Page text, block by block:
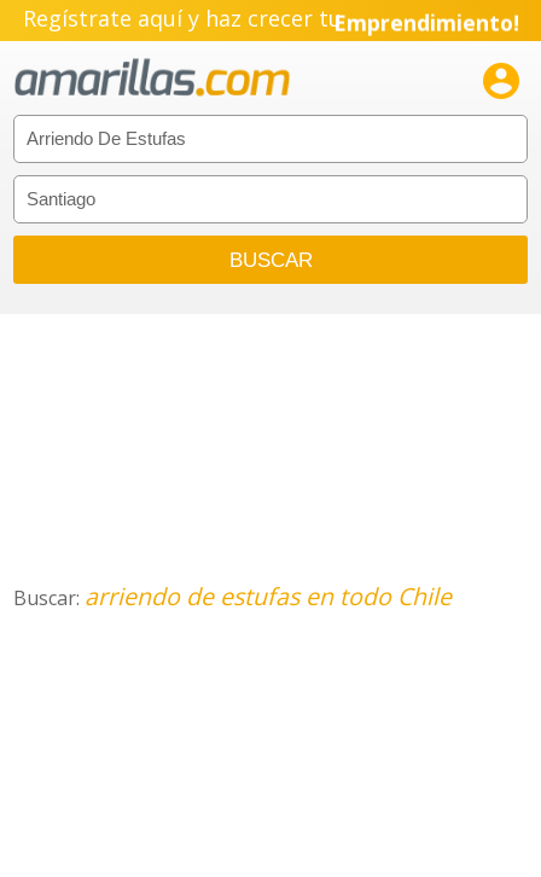
Regístrate aquí y haz crecer tuEmprendimiento!

Buscar: arriendo de estufas en todo Chile